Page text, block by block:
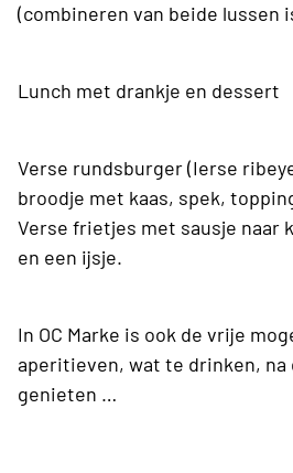
(combineren van beide lussen
Lunch met drankje en dessert
Verse rundsburger (Ierse
broodje met kaas, spek,
Verse frietjes met sausje naar
en een ijsje.
In OC Marke is ook de vrije
aperitieven, wat te drinken, na
genieten …